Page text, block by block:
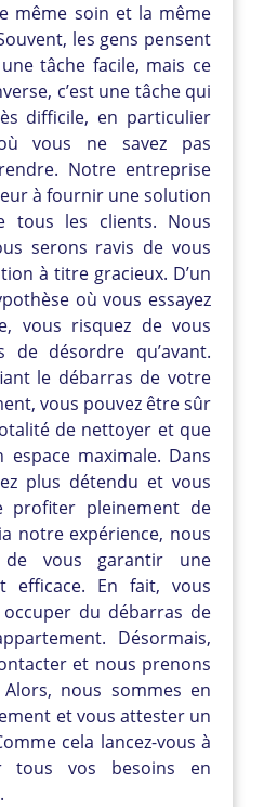
même soin et la même
les gens pensent
tâche facile, mais ce
c’est une tâche qui
difficile, en particulier
vous ne savez pas
Notre entreprise
à fournir une solution
tous les clients. Nous
serons ravis de vous
à titre gracieux. D’un
où vous essayez
vous risquez de vous
de désordre qu’avant.
le débarras de votre
vous pouvez être sûr
de nettoyer et que
maximale. Dans
plus détendu et vous
profiter pleinement de
notre expérience, nous
de vous garantir une
efficace. En fait, vous
occuper du débarras de
Désormais,
et nous prenons
nous sommes en
et vous attester un
cela lancez-vous à
tous vos besoins en